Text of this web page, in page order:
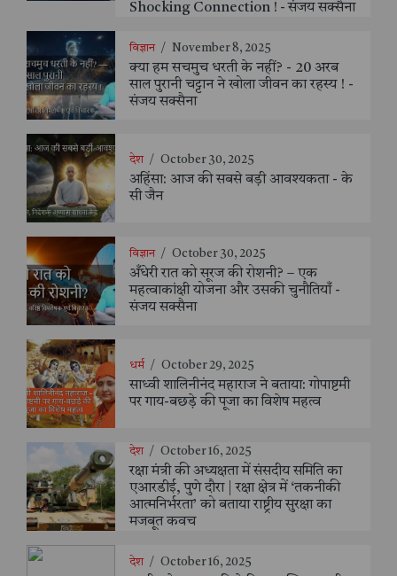
Shocking Connection ! - संजय सक्सैना
विज्ञान / November 8, 2025
क्या हम सचमुच धरती के नहीं? - 20 अरब
साल पुरानी चट्टान ने खोला जीवन का रहस्य ! -
संजय सक्सैना
देश / October 30, 2025
अहिंसा: आज की सबसे बड़ी आवश्यकता - के
सी जैन
विज्ञान / October 30, 2025
अँधेरी रात को सूरज की रोशनी? – एक
महत्वाकांक्षी योजना और उसकी चुनौतियाँ -
संजय सक्सैना
धर्म / October 29, 2025
साध्वी शालिनीनंद महाराज ने बताया: गोपाष्टमी
पर गाय-बछड़े की पूजा का विशेष महत्व
देश / October 16, 2025
रक्षा मंत्री की अध्यक्षता में संसदीय समिति का
एआरडीई, पुणे दौरा | रक्षा क्षेत्र में ‘तकनीकी
आत्मनिर्भरता’ को बताया राष्ट्रीय सुरक्षा का
मजबूत कवच
देश / October 16, 2025